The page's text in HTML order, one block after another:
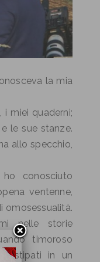
la mia
i miei quaderni;
le sue stanze.
allo specchio,
ho conosciuto
ventenne,
omosessualità.
nelle storie
timoroso
stipati in un